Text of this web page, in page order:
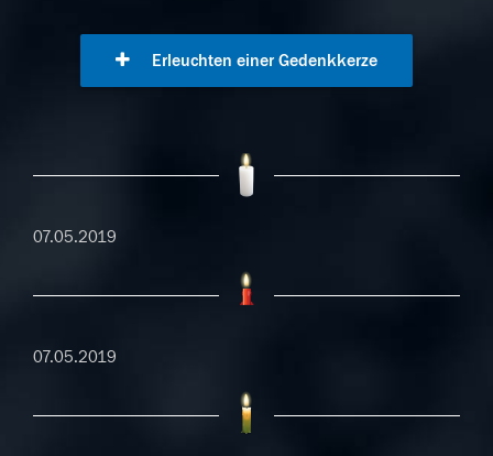
Erleuchten einer Gedenkkerze
07.05.2019
07.05.2019